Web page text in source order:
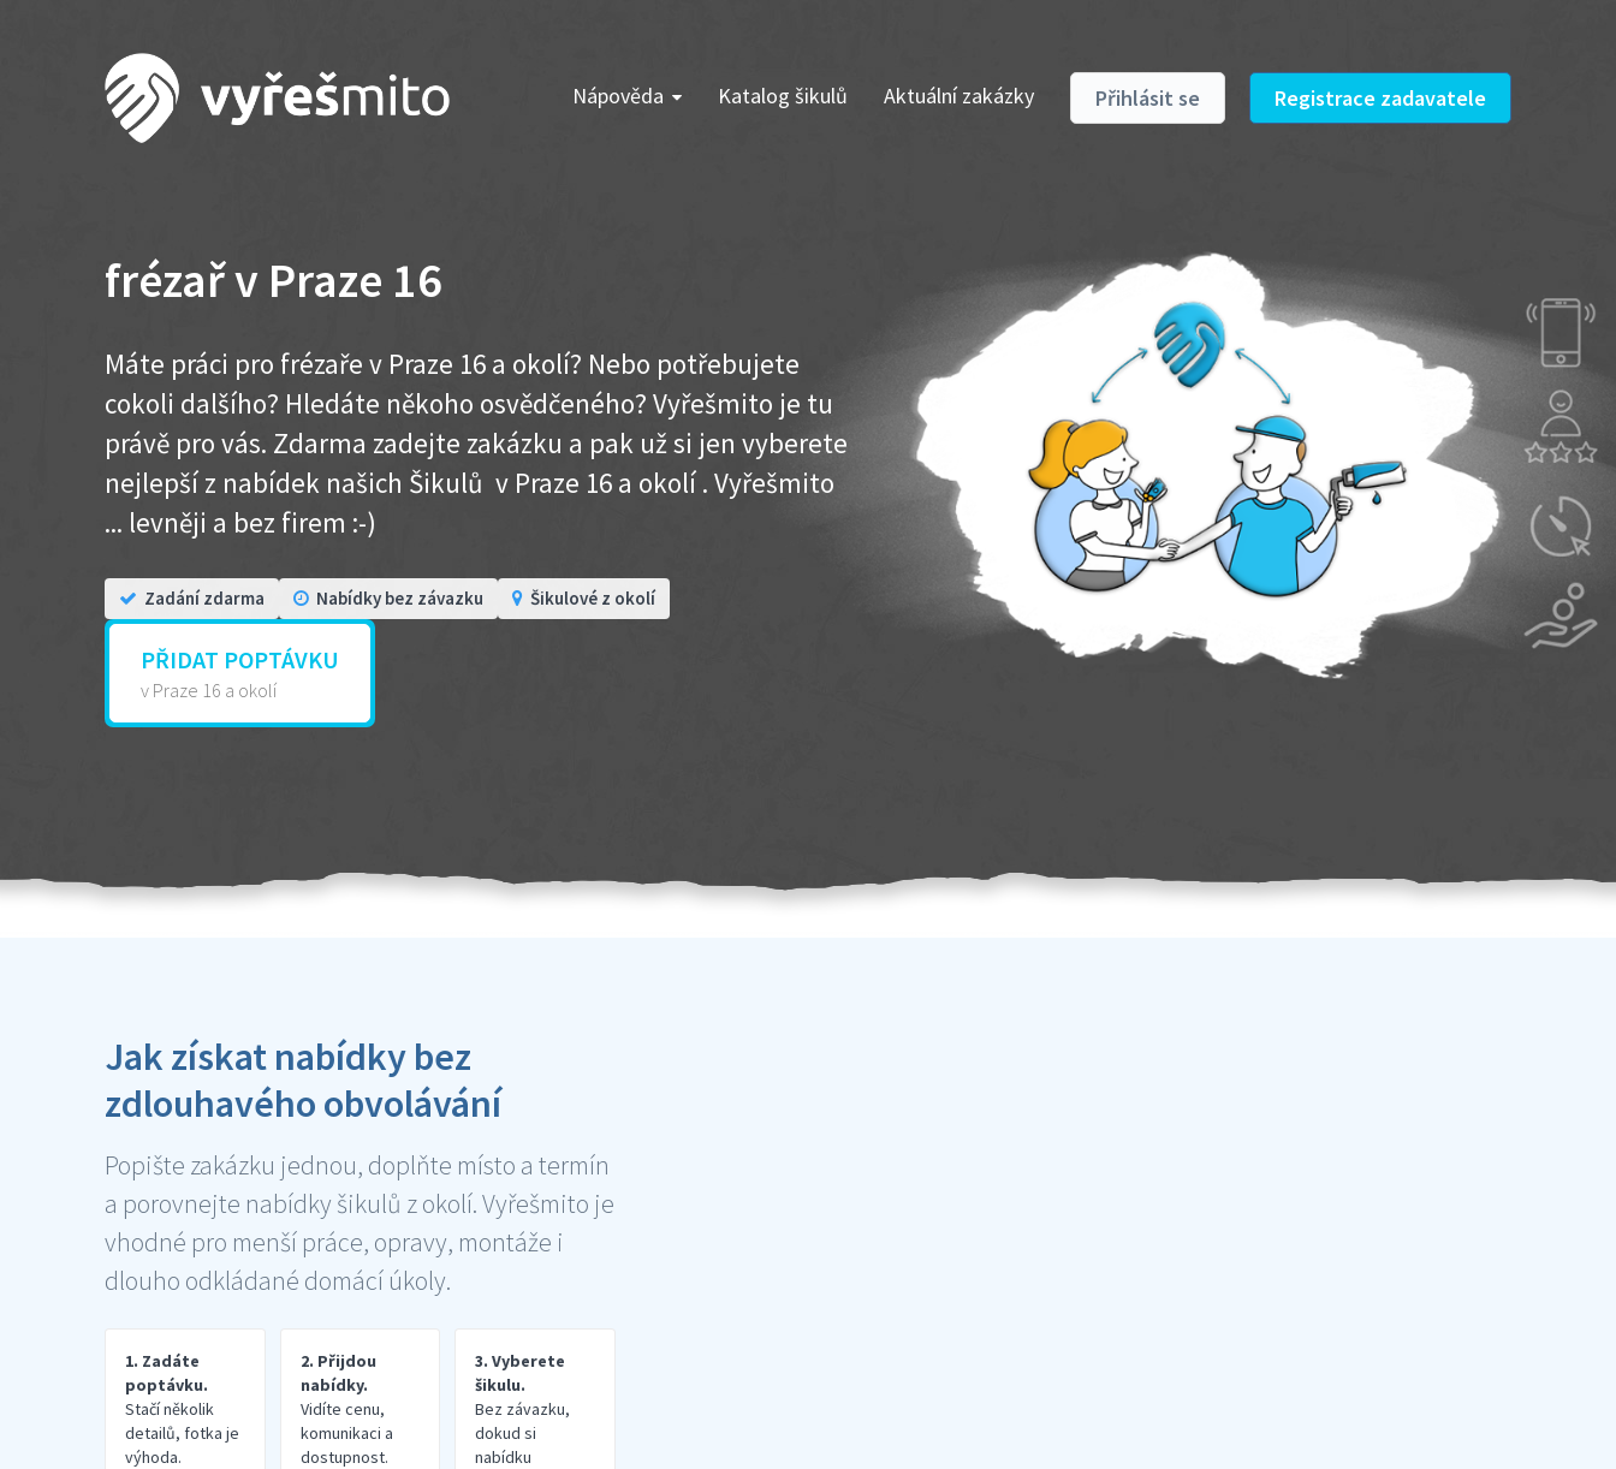
Nápověda Katalog šikulů Aktuální zakázky Přihlásit se Registrace zadavatele
frézař v Praze 16
Máte práci pro frézaře v Praze 16 a okolí? Nebo potřebujete
cokoli dalšího? Hledáte někoho osvědčeného? Vyřešmito je tu
právě pro vás. Zdarma zadejte zakázku a pak už si jen vyberete
nejlepší z nabídek našich Šikulů v Praze 16 a okolí . Vyřešmito
... levněji a bez firem :-)
Zadání zdarma Nabídky bez závazku Šikulové z okolí
PŘIDAT POPTÁVKU
v Praze 16 a okolí
Jak získat nabídky bez
zdlouhavého obvolávání
Popište zakázku jednou, doplňte místo a termín
a porovnejte nabídky šikulů z okolí. Vyřešmito je
vhodné pro menší práce, opravy, montáže i
dlouho odkládané domácí úkoly.
1. Zadáte
poptávku.
Stačí několik
detailů, fotka je
výhoda.
2. Přijdou
nabídky.
Vidíte cenu,
komunikaci a
dostupnost.
3. Vyberete
šikulu.
Bez závazku,
dokud si
nabídku